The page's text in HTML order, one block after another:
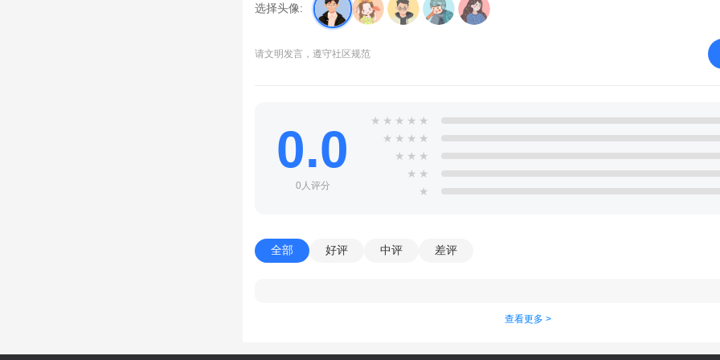
选择头像:
请文明发言，遵守社区规范
0.0
0人评分
★ ★ ★ ★ ★
★ ★ ★ ★
★ ★ ★
★ ★
★
全部 好评 中评 差评
查看更多 >